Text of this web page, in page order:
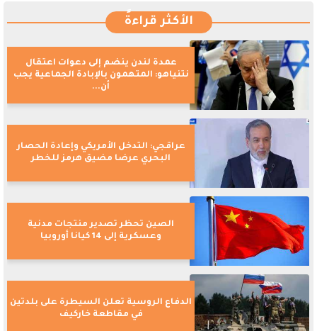
الأكثر قراءةً
عمدة لندن ينضم إلى دعوات اعتقال
نتنياهو: المتهمون بالإبادة الجماعية يجب
أن...
عراقجي: التدخل الأمريكي وإعادة الحصار
البحري عرضا مضيق هرمز للخطر
الصين تحظر تصدير منتجات مدنية
وعسكرية إلى 14 كيانا أوروبيا
الدفاع الروسية تعلن السيطرة على بلدتين
في مقاطعة خاركيف